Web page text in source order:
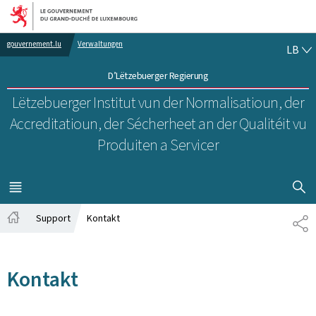
Bei den Haaptmenü goen
Bei den Inhalt goen
gouvernement.lu Verwaltungen
D’Lëtzebuerger Regierung
Lëtzebuerger Institut vun der Normalisatioun, der
Accreditatioun, der Sécherheet an der Qualitéit vu
Produiten a Servicer
LB
MENÜ
HAAPT-
SHOW
Support Kontakt
Kontakt